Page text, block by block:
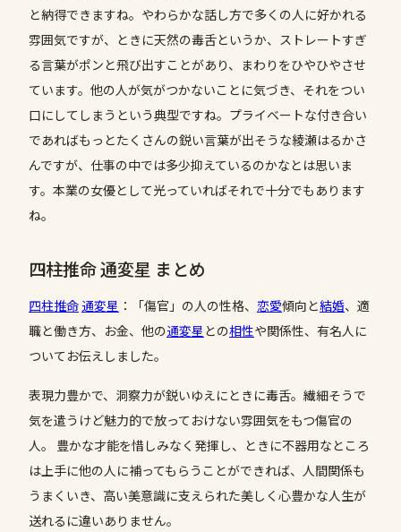
と納得できますね。やわらかな話し方で多くの人に好かれる
雰囲気ですが、ときに天然の毒舌というか、ストレートすぎ
る言葉がポンと飛び出すことがあり、まわりをひやひやさせ
ています。他の人が気がつかないことに気づき、それをつい
口にしてしまうという典型ですね。プライベートな付き合い
であればもっとたくさんの鋭い言葉が出そうな綾瀬はるかさ
んですが、仕事の中では多少抑えているのかなとは思いま
す。本業の女優として光っていればそれで十分でもあります
ね。
四柱推命 通変星 まとめ
四柱推命 通変星 ：「傷官」の人の性格、 恋愛傾向と結婚、適
職と働き方、お金、他の通変星 との相性や関係性、有名人に
ついてお伝えしました。
表現力豊かで、洞察力が鋭いゆえにときに毒舌。繊細そうで
気を遣うけど魅力的で放っておけない雰囲気をもつ傷官の
人。 豊かな才能を惜しみなく発揮し、ときに不器用なところ
は上手に他の人に補ってもらうことができれば、人間関係も
うまくいき、高い美意識に支えられた美しく心豊かな人生が
送れるに違いありません。